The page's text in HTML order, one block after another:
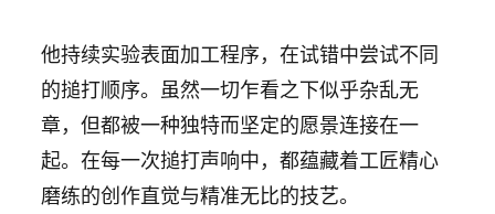
他持续实验表面加工程序，在试错中尝试不同
的搥打顺序。虽然一切乍看之下似乎杂乱无
章，但都被一种独特而坚定的愿景连接在一
起。在每一次搥打声响中，都蕴藏着工匠精心
磨练的创作直觉与精准无比的技艺。